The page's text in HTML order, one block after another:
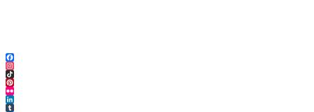
Facebook
Instagram
TikTok
Pinterest
Flickr
LinkedIn